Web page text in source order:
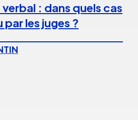
: dans quels cas
les juges ?